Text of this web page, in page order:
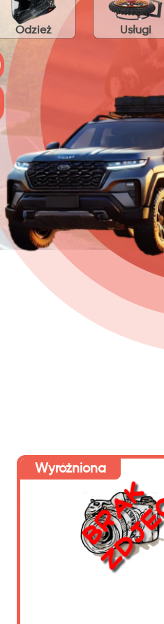
Odzież Usługi
Wyróżniona